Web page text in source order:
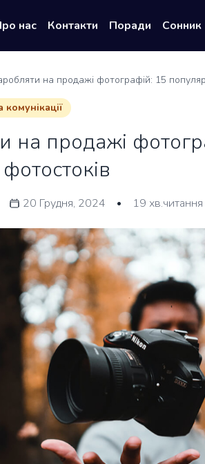
нас Контакти Поради Сонник
на продажі фотографій: 15
комунікації
на продажі
20 Грудня, 2024 • 19 хв.читання